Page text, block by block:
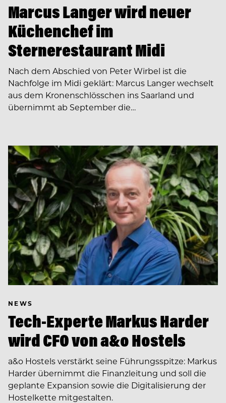
Marcus Langer wird neuer
Küchenchef im
Sternerestaurant Midi
Nach dem Abschied von Peter Wirbel ist die
Nachfolge im Midi geklärt: Marcus Langer wechselt
aus dem Kronenschlösschen ins Saarland und
übernimmt ab September die…
NEWS
Tech-Experte Markus Harder
wird CFO von a&o Hostels
a&o Hostels verstärkt seine Führungsspitze: Markus
Harder übernimmt die Finanzleitung und soll die
geplante Expansion sowie die Digitalisierung der
Hostelkette mitgestalten.